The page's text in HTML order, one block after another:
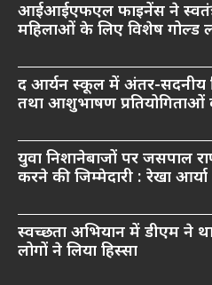
आईआईएफएल फाइनेंस ने
महिलाओं के लिए विशेष गोल्ड
द आर्यन स्कूल में अंतर-सदनीय
तथा आशुभाषण
युवा निशानेबाजों पर जसपाल
करने की जिम्मेदारी : रेखा आर्या
स्वच्छता अभियान में डीएम ने
लोगों ने लिया हिस्सा